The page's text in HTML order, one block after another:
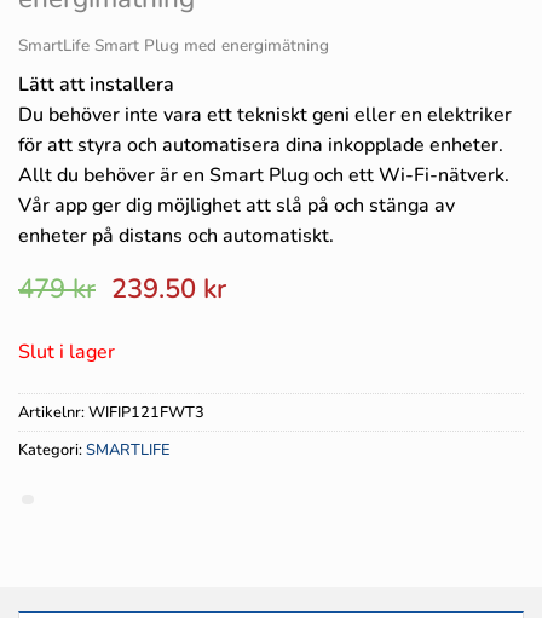
SmartLife Smart Plug med energimätning
Lätt att installera
Du behöver inte vara ett tekniskt geni eller en elektriker
för att styra och automatisera dina inkopplade enheter.
Allt du behöver är en Smart Plug och ett Wi-Fi-nätverk.
Vår app ger dig möjlighet att slå på och stänga av
enheter på distans och automatiskt.
479kr Det
priset
var:
479 kr.
239.50 krDet
239.50 kr.
Slut i lager
Artikelnr:WIFIP121FWT3
Kategori:SMARTLIFE